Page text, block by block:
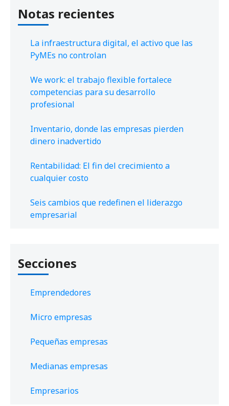
Notas recientes
La infraestructura digital, el activo que las
PyMEs no controlan
We work: el trabajo flexible fortalece
competencias para su desarrollo
profesional
Inventario, donde las empresas pierden
dinero inadvertido
Rentabilidad: El fin del crecimiento a
cualquier costo
Seis cambios que redefinen el liderazgo
empresarial
Secciones
Emprendedores
Micro empresas
Pequeñas empresas
Medianas empresas
Empresarios